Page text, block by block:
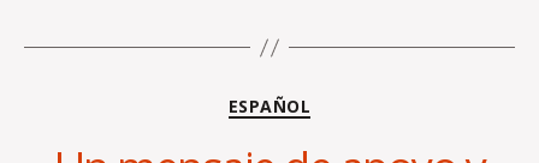
Categories
ESPAÑOL